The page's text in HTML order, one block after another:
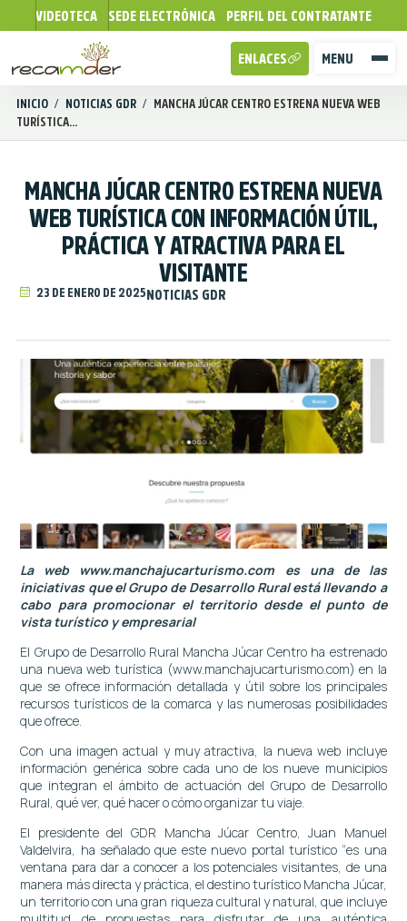
VIDEOTECA SEDE ELECTRÓNICA PERFIL DEL CONTRATANTE
MENU
ENLACES
INICIO / NOTICIAS GDR / MANCHA JÚCAR CENTRO ESTRENA NUEVA WEB
TURÍSTICA...
MANCHA JÚCAR CENTRO ESTRENA NUEVA
WEB TURÍSTICA CON INFORMACIÓN ÚTIL,
PRÁCTICA Y ATRACTIVA PARA EL
VISITANTE
23 DE ENERO DE 2025NOTICIAS GDR
La web www.manchajucarturismo.com es una de las
iniciativas que el Grupo de Desarrollo Rural está llevando a
cabo para promocionar el territorio desde el punto de
vista turístico y empresarial
El Grupo de Desarrollo Rural Mancha Júcar Centro ha estrenado
una nueva web turística (www.manchajucarturismo.com) en la
que se ofrece información detallada y útil sobre los principales
recursos turísticos de la comarca y las numerosas posibilidades
que ofrece.
Con una imagen actual y muy atractiva, la nueva web incluye
información genérica sobre cada uno de los nueve municipios
que integran el ámbito de actuación del Grupo de Desarrollo
Rural, qué ver, qué hacer o cómo organizar tu viaje.
El presidente del GDR Mancha Júcar Centro, Juan Manuel
Valdelvira, ha señalado que este nuevo portal turístico “es una
ventana para dar a conocer a los potenciales visitantes, de una
manera más directa y práctica, el destino turístico Mancha Júcar,
un territorio con una gran riqueza cultural y natural, que incluye